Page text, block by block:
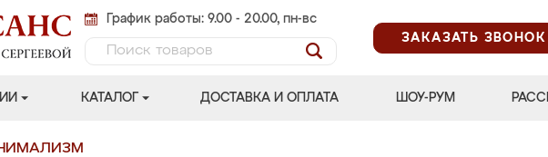
График работы: 9.00 - 20.00, пн-вс
ЗАКАЗАТЬ ЗВОНОК
КАТАЛОГ ДОСТАВКА И ОПЛАТА ШОУ-РУМ